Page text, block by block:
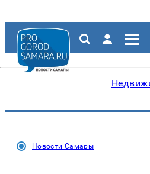
Новости Самары